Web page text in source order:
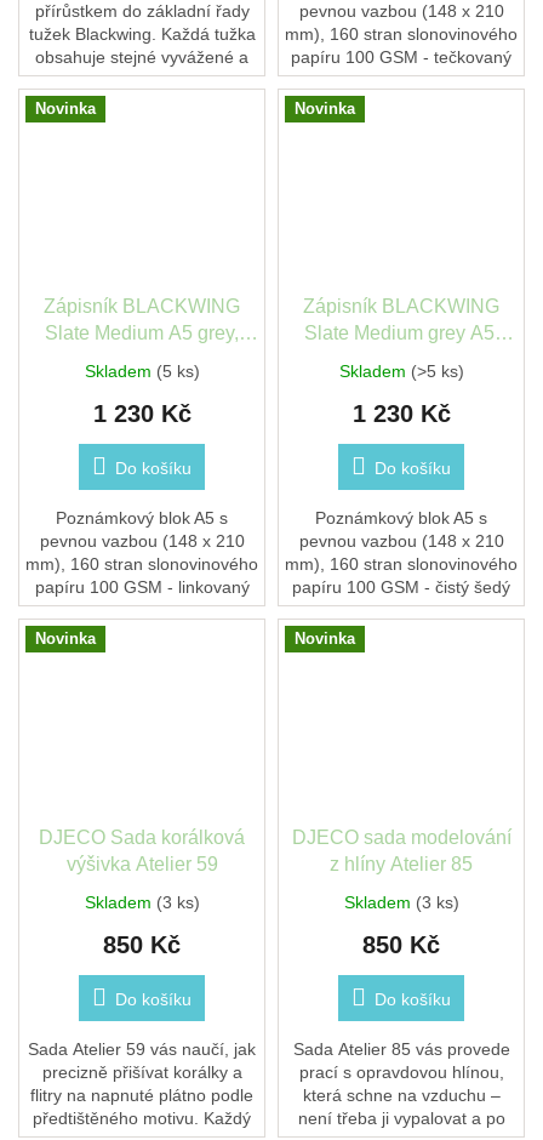
přírůstkem do základní řady
tužek Blackwing. Každá tužka
obsahuje stejné vyvážené a
hladké grafitové jádro. Je
měkčí než grafit, který se
nachází v...
pevnou vazbou (148 x 210
mm), 160 stran slonovinového
papíru 100 GSM - tečkovaný
šedý matný obal, plochá
vazba, doplněná tužkou
Blackwing 602.
Novinka
Zápisník BLACKWING
Slate Medium A5 grey,
Skladem (5 ks)
1 230 Kč
Do košíku
Poznámkový blok A5 s
pevnou vazbou (148 x 210
mm), 160 stran slonovinového
papíru 100 GSM - linkovaný
šedý matný obal, plochá
vazba, doplněná tužkou
Blackwing 602.
Novinka
Zápisník BLACKWING
Slate Medium grey A5,
Skladem (>5 ks)
1 230 Kč
Do košíku
Poznámkový blok A5 s
pevnou vazbou (148 x 210
mm), 160 stran slonovinového
papíru 100 GSM - čistý šedý
matný obal, plochá vazba,
doplněná tužkou Blackwing
Novinka
DJECO Sada korálková
výšivka Atelier 59
Skladem (3 ks)
850 Kč
Do košíku
Sada Atelier 59 vás naučí, jak
precizně přišívat korálky a
flitry na napnuté plátno podle
předtištěného motivu. Každý
Novinka
DJECO sada modelování
z hlíny Atelier 85
Skladem (3 ks)
850 Kč
Do košíku
Sada Atelier 85 vás provede
prací s opravdovou hlínou,
která schne na vzduchu –
není třeba ji vypalovat a po